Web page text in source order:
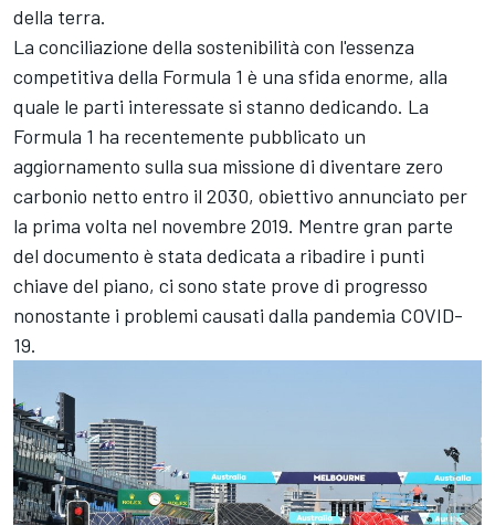
della terra.
La conciliazione della sostenibilità con l'essenza
competitiva della Formula 1 è una sfida enorme, alla
quale le parti interessate si stanno dedicando. La
Formula 1 ha recentemente pubblicato un
aggiornamento sulla sua missione di diventare zero
carbonio netto entro il 2030, obiettivo annunciato per
la prima volta nel novembre 2019. Mentre gran parte
del documento è stata dedicata a ribadire i punti
chiave del piano, ci sono state prove di progresso
nonostante i problemi causati dalla pandemia COVID-
19.